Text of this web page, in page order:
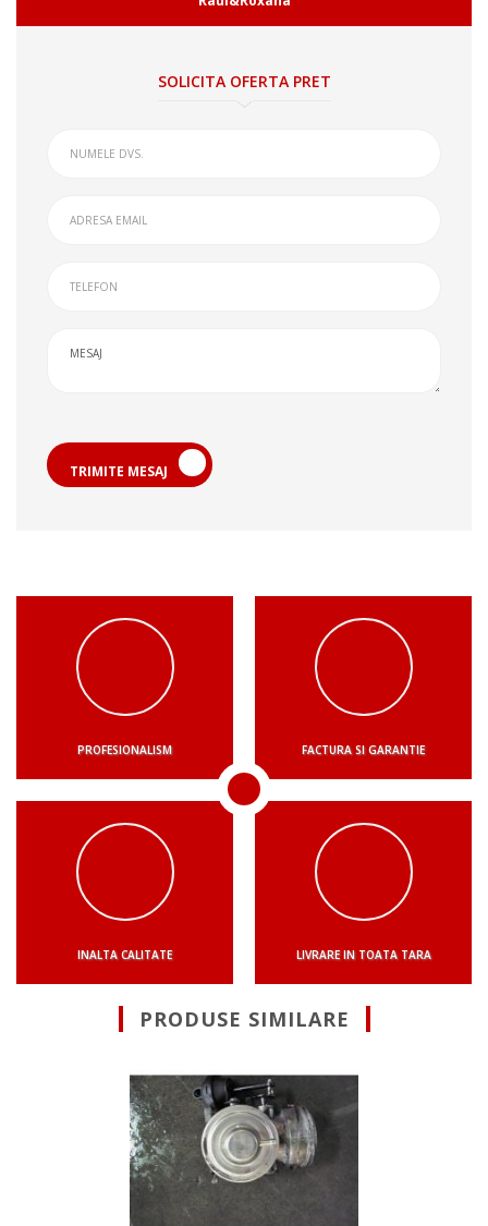
SOLICITA OFERTA PRET
TRIMITE MESAJ
PROFESIONALISM FACTURA SI GARANTIE
INALTA CALITATE LIVRARE IN TOATA TARA
PRODUSE SIMILARE